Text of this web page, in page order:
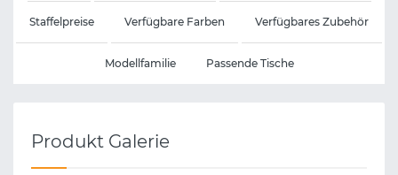
Staffelpreise Verfügbare Farben Verfügbares Zubehör
Modellfamilie Passende Tische
Produkt Galerie